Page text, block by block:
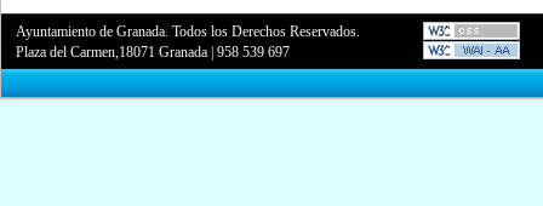
Ayuntamiento de Granada. Todos los Derechos Reservados.
Plaza del Carmen,18071 Granada |958 539 697